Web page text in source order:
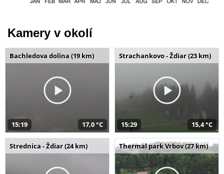
Kamery v okolí
Bachledova dolina (19 km)
15:19 17,0 °C
Strachankovo - Ždiar (23 km)
15:29 15,4 °C
Strednica - Ždiar (24 km) Thermal park Vrbov (27 km)